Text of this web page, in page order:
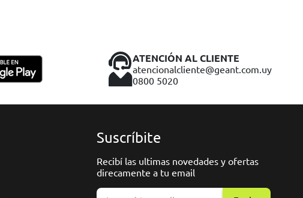
ATENCIÓN AL CLIENTE
atencionalcliente@geant.com.uy
0800 5020
Suscríbite
Recibí las ultimas novedades y ofertas
direcamente a tu email